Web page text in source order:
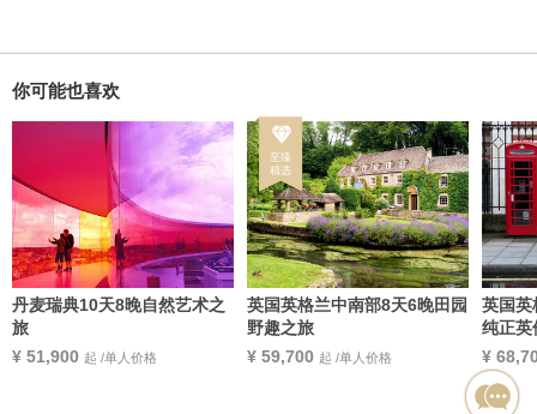
你可能也喜欢
丹麦瑞典10天8晚自然艺术之
旅
¥ 51,900 起 /单人价格
英国英格兰中南部8天6晚田园
野趣之旅
独家定制
¥ 59,700 起 /单人价格
英国英
纯正英
¥